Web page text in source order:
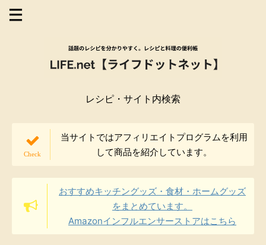
レシピ・サイト内検索
当サイトではアフィリエイトプログラムを利用
して商品を紹介しています。
おすすめキッチングッズ・食材・ホームグッズ
をまとめています。
Amazonインフルエンサーストアはこちら